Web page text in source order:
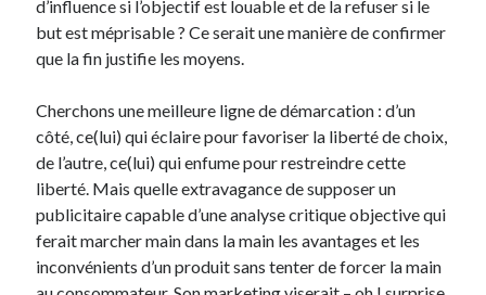
d’influence si l’objectif est louable et de la refuser si le
but est méprisable ? Ce serait une manière de confirmer
que la fin justifie les moyens.
Cherchons une meilleure ligne de démarcation : d’un
côté, ce(lui) qui éclaire pour favoriser la liberté de choix,
de l’autre, ce(lui) qui enfume pour restreindre cette
liberté. Mais quelle extravagance de supposer un
publicitaire capable d’une analyse critique objective qui
ferait marcher main dans la main les avantages et les
inconvénients d’un produit sans tenter de forcer la main